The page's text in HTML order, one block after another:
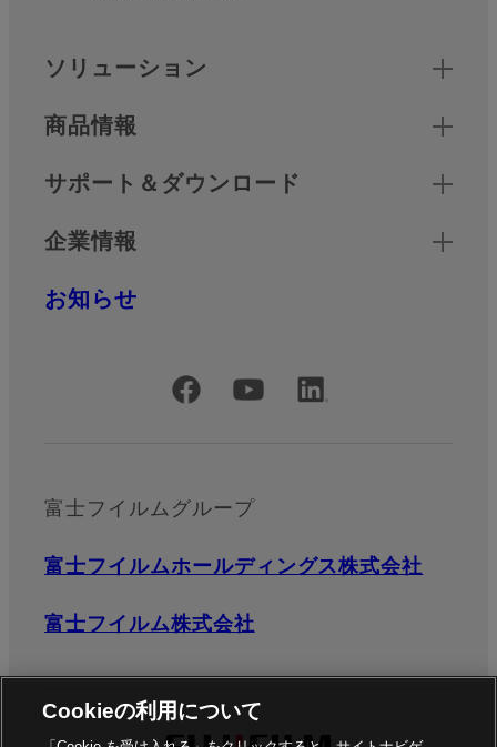
クイックリンク
ソリューション
商品情報
サポート＆ダウンロード
企業情報
お知らせ
公式SNSアカウント
富士フイルムグループ
富士フイルムホールディングス株式会社
富士フイルム株式会社
Cookieの利用について